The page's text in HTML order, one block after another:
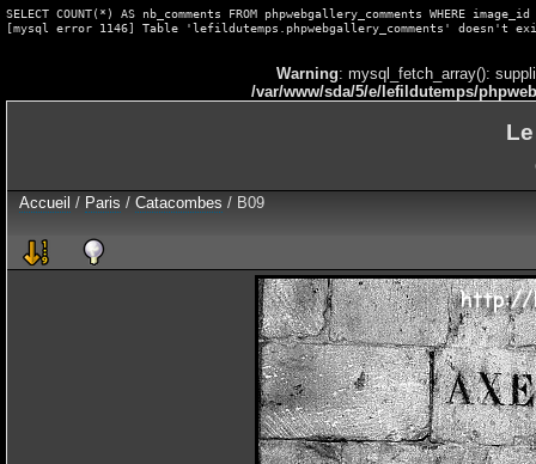
SELECT COUNT(*) AS nb_comments FROM phpwebgallery_comments WHERE
[mysql error 1146] Table 'lefildutemps.phpwebgallery_comments' doesn't
Warning: mysql_fetch_array():
/var/www/sda/5/e/lefildutemps/
Accueil / Paris / Catacombes / B09